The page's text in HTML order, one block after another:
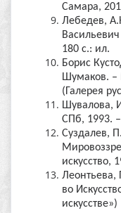
Самара,
Лебедев,
180 с.: ил.
Борис
Шумаков. –
(Галерея
Шувалова,
СПб, 1993.
Суздалев,
искусство,
во
искусстве»)